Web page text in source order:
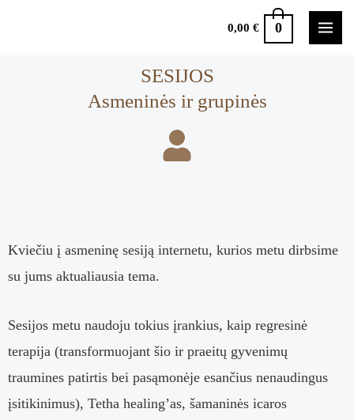
0,00 € 0
SESIJOS
Asmeninės ir grupinės
Kviečiu į asmeninę sesiją internetu, kurios metu dirbsime
su jums aktualiausia tema.
Sesijos metu naudoju tokius įrankius, kaip regresinė
terapija (transformuojant šio ir praeitų gyvenimų
traumines patirtis bei pasąmonėje esančius nenaudingus
įsitikinimus), Tetha healing’as, šamaninės icaros